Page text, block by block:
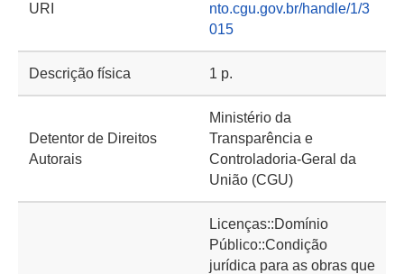
URI
nto.cgu.gov.br/handle/1/3
015
Descrição física 1 p.
Detentor de Direitos
Autorais
Ministério da
Transparência e
Controladoria-Geral da
União (CGU)
Licenças::Domínio
Público::Condição
jurídica para as obras que